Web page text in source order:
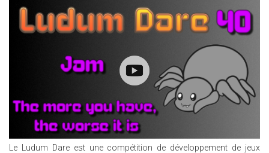
Le Ludum Dare est une compétition de développement de jeux